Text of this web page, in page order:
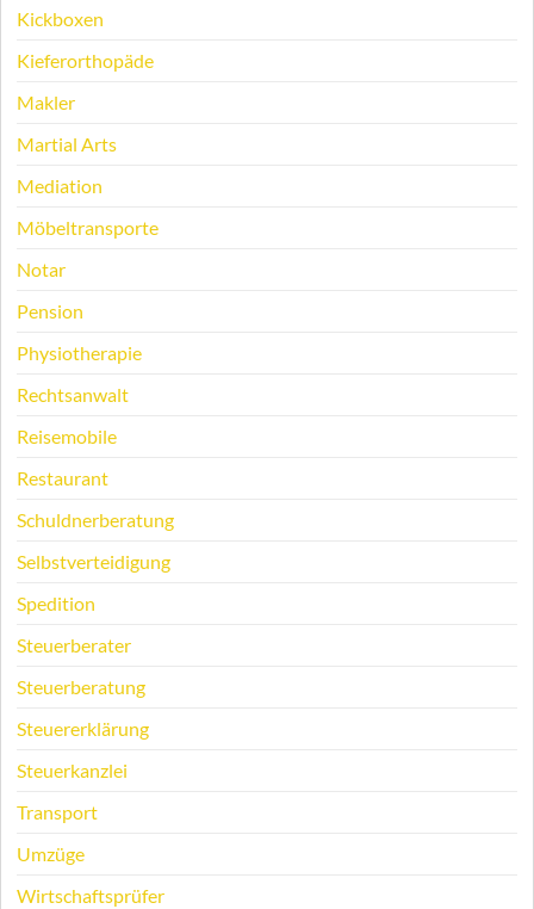
Kickboxen
Kieferorthopäde
Makler
Martial Arts
Mediation
Möbeltransporte
Notar
Pension
Physiotherapie
Rechtsanwalt
Reisemobile
Restaurant
Schuldnerberatung
Selbstverteidigung
Spedition
Steuerberater
Steuerberatung
Steuererklärung
Steuerkanzlei
Transport
Umzüge
Wirtschaftsprüfer